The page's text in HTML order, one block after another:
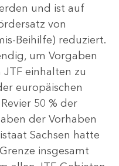
und ist auf
von
Beihilfe) reduziert.
um Vorgaben
einhalten zu
europäischen
50 % der
der Vorhaben
Sachsen hatte
insgesamt